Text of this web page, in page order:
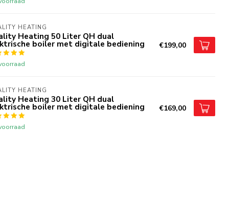
Maart 2026 at 15:39
M.
Maart 2026 at 13:28
D.
Maart 2026 at 09:44
HEATING
Heating 50 Liter QH dual
boiler met digitale bediening €199,00
HEATING
Heating 30 Liter QH dual
boiler met digitale bediening €169,00